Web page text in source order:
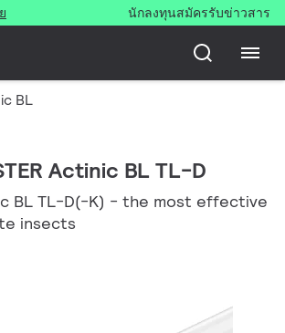
นักลงทุนสมัครรับข่าวสาร
BL
Actinic BL TL-D
BL TL-D(-K) - the most effective
insects